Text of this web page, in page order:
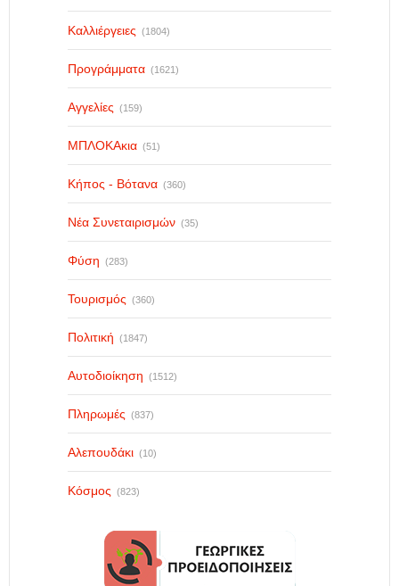
Καλλιέργειες (1804)
Προγράμματα (1621)
Αγγελίες (159)
ΜΠΛΟΚΑκια (51)
Κήπος - Βότανα (360)
Νέα Συνεταιρισμών (35)
Φύση (283)
Τουρισμός (360)
Πολιτική (1847)
Αυτοδιοίκηση (1512)
Πληρωμές (837)
Αλεπουδάκι (10)
Κόσμος (823)